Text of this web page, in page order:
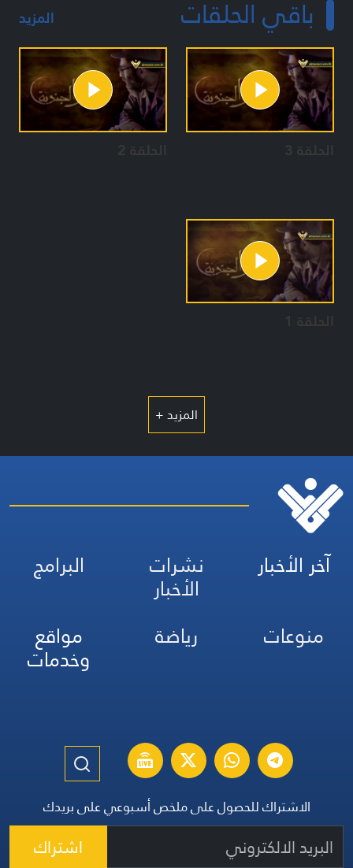
باقي الحلقات المزيد
الحلقة 3 الحلقة 2
الحلقة 1
المزيد +
آخر الأخبار نشرات
الأخبار
البرامج
منوعات
رياضة مواقع
وخدمات
الاشتراك للحصول على ملخص أسبوعي على بريدك
اشتراك